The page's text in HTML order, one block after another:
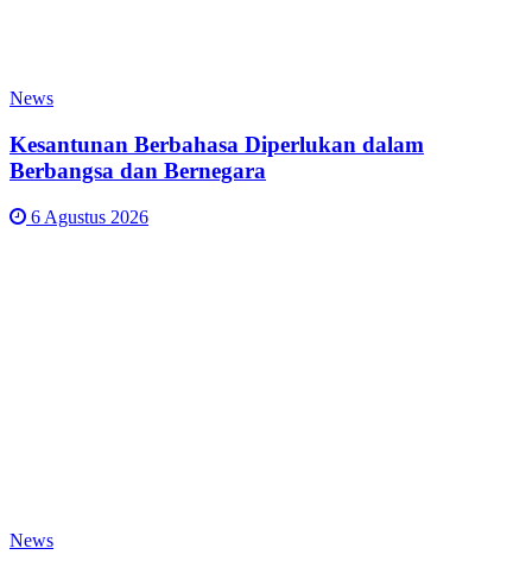
News
Kesantunan Berbahasa Diperlukan dalam
Berbangsa dan Bernegara
6 Agustus 2026
News